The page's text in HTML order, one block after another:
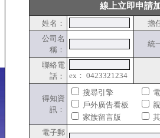
線上立即申請
姓名：
擔
公司名
稱：
統
聯絡電
話：
ex： 0423321234
得知資
訊：
搜尋引擎
戶外廣告看板
家族留言版
電子郵